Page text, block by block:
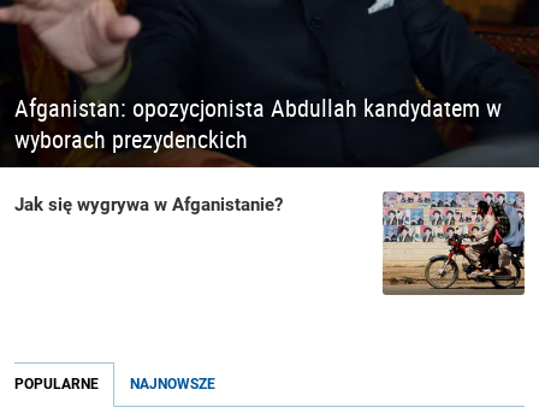
Afganistan: opozycjonista Abdullah kandydatem w
wyborach prezydenckich
Jak się wygrywa w Afganistanie?
POPULARNE NAJNOWSZE